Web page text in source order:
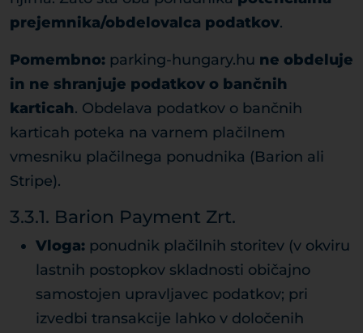
prejemnika/obdelovalca podatkov.
Pomembno: parking-hungary.hu ne obdeluje
in ne shranjuje podatkov o bančnih
karticah. Obdelava podatkov o bančnih
karticah poteka na varnem plačilnem
vmesniku plačilnega ponudnika (Barion ali
Stripe).
3.3.1. Barion Payment Zrt.
Vloga: ponudnik plačilnih storitev (v okviru
lastnih postopkov skladnosti običajno
samostojen upravljavec podatkov; pri
izvedbi transakcije lahko v določenih